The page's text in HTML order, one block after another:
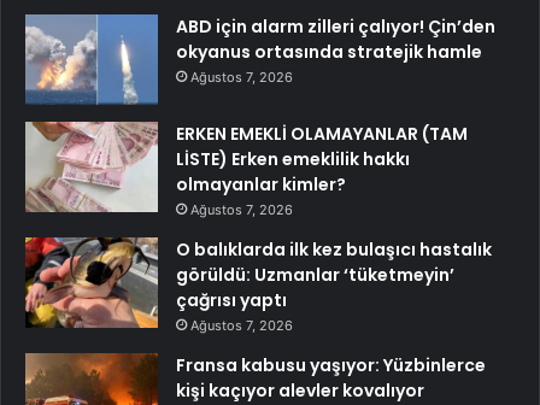
ABD için alarm zilleri çalıyor! Çin’den
okyanus ortasında stratejik hamle
Ağustos 7, 2026
ERKEN EMEKLİ OLAMAYANLAR (TAM
LİSTE) Erken emeklilik hakkı
olmayanlar kimler?
Ağustos 7, 2026
O balıklarda ilk kez bulaşıcı hastalık
görüldü: Uzmanlar ‘tüketmeyin’
çağrısı yaptı
Ağustos 7, 2026
Fransa kabusu yaşıyor: Yüzbinlerce
kişi kaçıyor alevler kovalıyor